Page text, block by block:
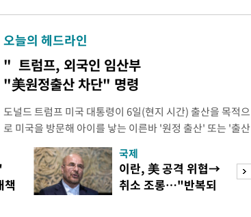
오늘의 헤드라인
" 트럼프, 외국인 임산부
"美원정출산 차단" 명령
도널드 트럼프 미국 대통령이 6일(현지 시간) 출산을 목적으
로 미국을 방문해 아이를 낳는 이른바 '원정 출산' 또는 '출산
관광'을 금지하라고 지시했다. 트럼프 대통령은 이날 백악관
집무실에서 이 같은 내용을 포함해 출생시민권을 제한하기
위한 두가지 행정명령에 서명했다. 행정명령은 ▲미국 영토
내에서 출산할 목적으로 외국인이 비이민 비자를 통해
책
국제
이란, 美 공격 위협→
취소 조롱…"반복되